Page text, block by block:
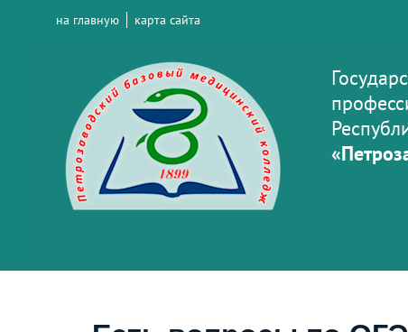
на главную карта сайта